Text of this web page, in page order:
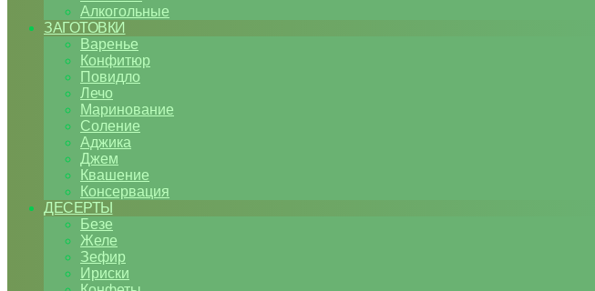
Алкогольные
ЗАГОТОВКИ
Варенье
Конфитюр
Повидло
Лечо
Маринование
Соление
Аджика
Джем
Квашение
Консервация
ДЕСЕРТЫ
Безе
Желе
Зефир
Ириски